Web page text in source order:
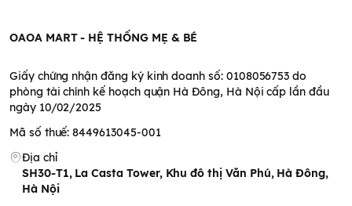
OAOA MART - HỆ THỐNG MẸ & BÉ
Giấy chứng nhận đăng ký kinh doanh số: 0108056753 do
phòng tài chính kế hoạch quận Hà Đông, Hà Nội cấp lần đầu
ngày 10/02/2025
Mã số thuế: 8449613045-001
Địa chỉ
SH30-T1, La Casta Tower, Khu đô thị Văn Phú, Hà Đông,
Hà Nội